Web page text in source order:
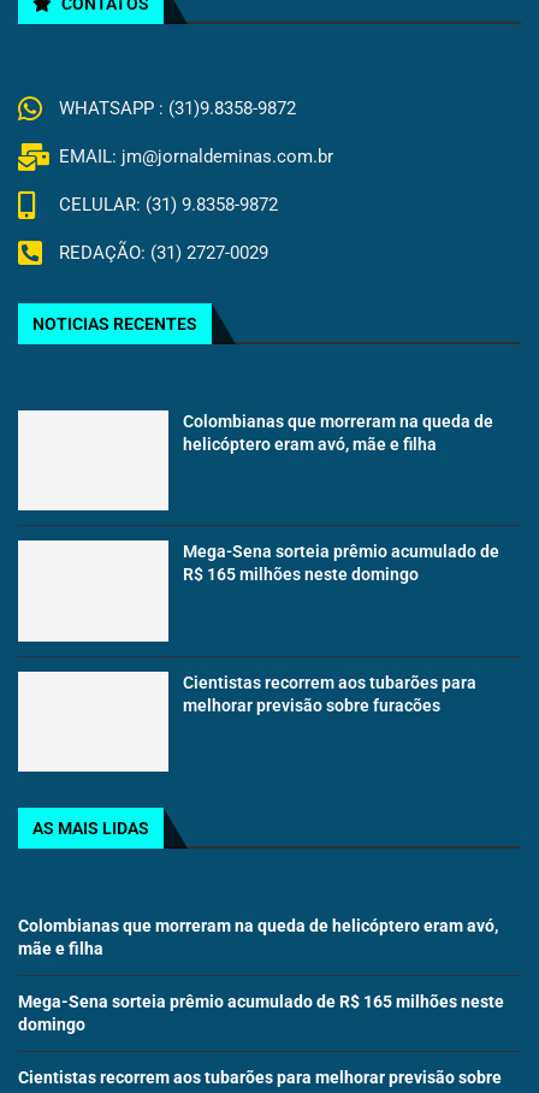
WHATSAPP : (31)9.8358-9872
EMAIL: jm@jornaldeminas.com.br
CELULAR: (31) 9.8358-9872
REDAÇÃO: (31) 2727-0029
NOTICIAS RECENTES
Colombianas que morreram na queda de
helicóptero eram avó, mãe e filha
Mega-Sena sorteia prêmio acumulado de
R$ 165 milhões neste domingo
Cientistas recorrem aos tubarões para
melhorar previsão sobre furacões
AS MAIS LIDAS
Colombianas que morreram na queda de helicóptero eram avó,
mãe e filha
Mega-Sena sorteia prêmio acumulado de R$ 165 milhões neste
domingo
Cientistas recorrem aos tubarões para melhorar previsão sobre